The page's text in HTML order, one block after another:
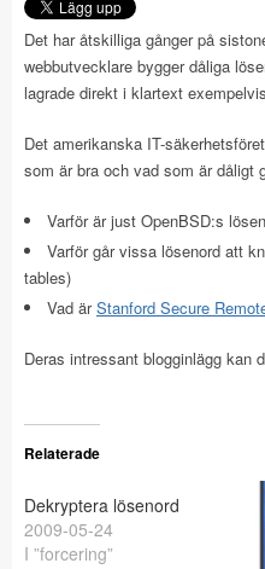
Det har åtskilliga gånger på
webbutvecklare bygger dåliga
lagrade direkt i klartext
Det amerikanska IT-
som är bra och vad som är dåligt
Varför är just OpenBSD:s
Varför går vissa lösenord att
tables)
Vad ärStanford Secure
Deras intressant blogginlägg kan
Relaterade
Dekryptera lösenord
2009-05-24
I ”forcering”